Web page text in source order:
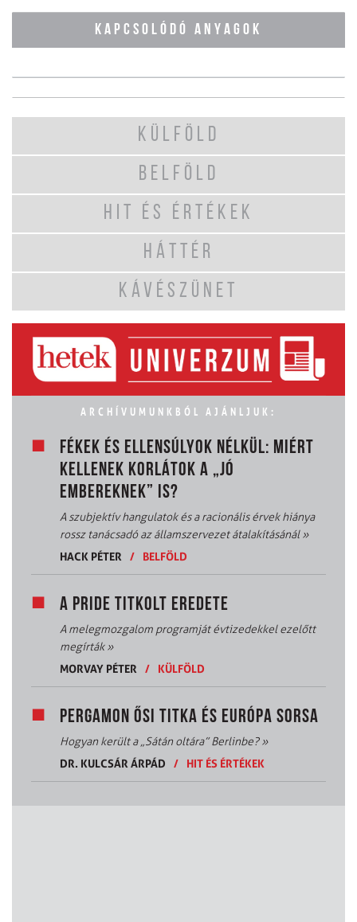
KAPCSOLÓDÓ ANYAGOK
KÜLFÖLD
BELFÖLD
HIT ÉS ÉRTÉKEK
HÁTTÉR
KÁVÉSZÜNET
ARCHÍVUMUNKBÓL AJÁNLJUK:
FÉKEK ÉS ELLENSÚLYOK NÉLKÜL: MIÉRT
KELLENEK KORLÁTOK A „JÓ
EMBEREKNEK” IS?
A szubjektív hangulatok és a racionális érvek hiánya
rossz tanácsadó az államszervezet átalakításánál»
HACK PÉTER / BELFÖLD
A PRIDE TITKOLT EREDETE
A melegmozgalom programját évtizedekkel ezelőtt
megírták»
MORVAY PÉTER / KÜLFÖLD
PERGAMON ŐSI TITKA ÉS EURÓPA SORSA
Hogyan került a „Sátán oltára” Berlinbe?»
DR. KULCSÁR ÁRPÁD
/ HIT ÉS ÉRTÉKEK